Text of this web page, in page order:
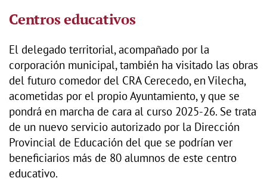
Centros educativos
El delegado territorial, acompañado por la
corporación municipal, también ha visitado las obras
del futuro comedor del CRA Cerecedo, en Vilecha,
acometidas por el propio Ayuntamiento, y que se
pondrá en marcha de cara al curso 2025-26. Se trata
de un nuevo servicio autorizado por la Dirección
Provincial de Educación del que se podrían ver
beneficiarios más de 80 alumnos de este centro
educativo.